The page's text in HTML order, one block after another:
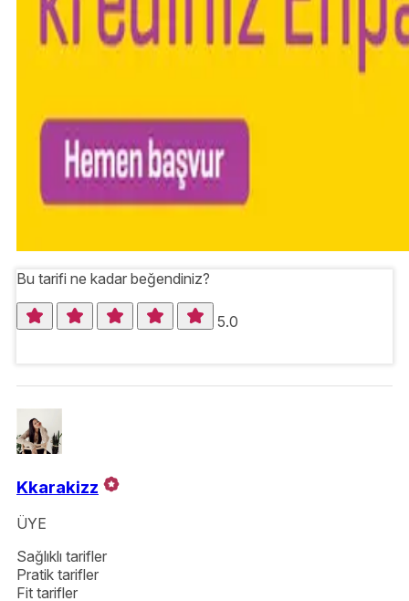
Bu tarifi ne kadar beğendiniz?
5.0
Kkarakizz
ÜYE
Sağlıklı tarifler
Pratik tarifler
Fit tarifler